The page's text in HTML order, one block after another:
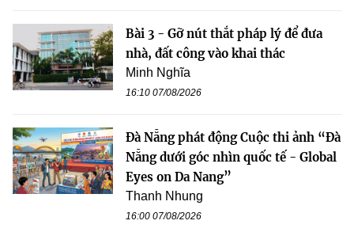
Bài 3 - Gỡ nút thắt pháp lý để đưa
nhà, đất công vào khai thác
Minh Nghĩa
16:10 07/08/2026
Đà Nẵng phát động Cuộc thi ảnh “Đà
Nẵng dưới góc nhìn quốc tế - Global
Eyes on Da Nang”
Thanh Nhung
16:00 07/08/2026